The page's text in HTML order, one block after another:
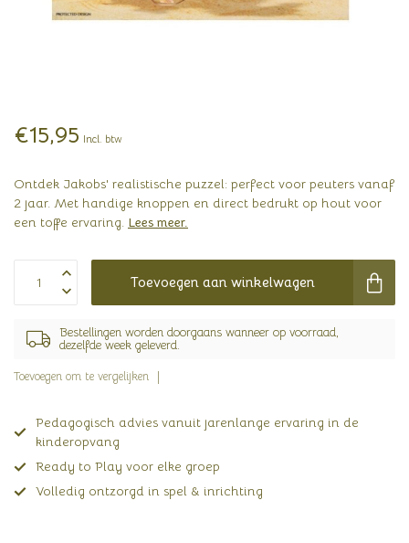
€15,95 Incl. btw
Ontdek Jakobs' realistische puzzel: perfect voor peuters vanaf
2 jaar. Met handige knoppen en direct bedrukt op hout voor
een toffe ervaring. Lees meer.
Toevoegen aan winkelwagen
Bestellingen worden doorgaans wanneer op voorraad,
dezelfde week geleverd.
Toevoegen om te vergelijken
Pedagogisch advies vanuit jarenlange ervaring in de
kinderopvang
Ready to Play voor elke groep
Volledig ontzorgd in spel & inrichting